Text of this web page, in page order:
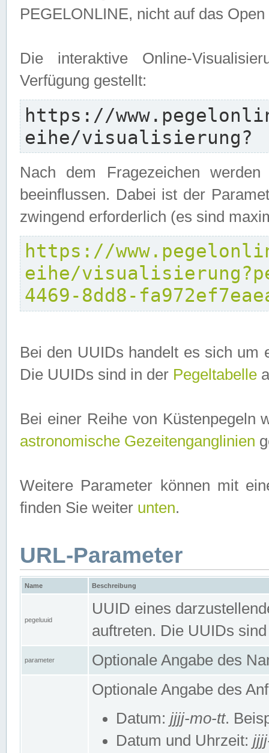
PEGELONLINE, nicht auf das
Die interaktive Online-
Verfügung gestellt:
https://
eihe/visualisierung?
Nach dem Fragezeichen
beeinflussen. Dabei ist der
zwingend erforderlich (es sind
https://
eihe/
4469-8dd8-
Bei den UUIDs handelt es sich um
Die UUIDs sind in der Pegeltabelle
Bei einer Reihe von Küstenpegeln
astronomische Gezeitenganglinien
Weitere Parameter können mit
finden Sie weiter unten.
URL-Parameter
Name Beschreibung
pegeluuid
UUID eines
auftreten. Die UUIDs
parameter Optionale Angabe des
Optionale Angabe des
Datum: jjjj-mo-tt.
Datum und Uhrzeit: